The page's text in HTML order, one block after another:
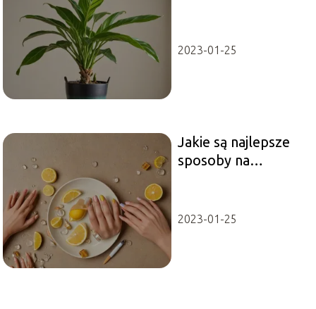
2023-01-25
Jakie są najlepsze
sposoby na
2023-01-25